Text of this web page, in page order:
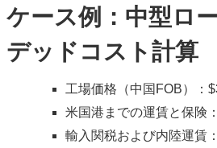
ケース例：中型ロ
デッドコスト計算
工場価格（中国FOB）：
米国港までの運賃と保険
輸入関税および内陸運賃